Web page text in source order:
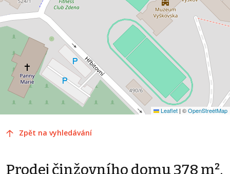
Leaflet | ©OpenStreetMap
Zpět na vyhledávání
Prodej činžovního domu 378 m²,